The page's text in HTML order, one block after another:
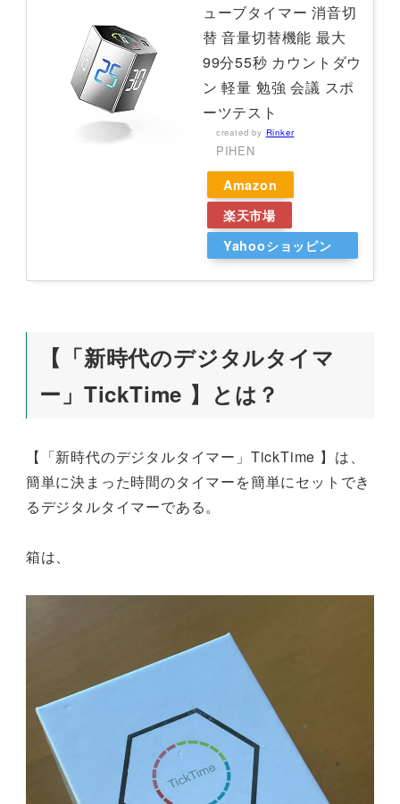
ューブタイマー 消音切
替 音量切替機能 最大
99分55秒 カウントダウ
ン 軽量 勉強 会議 スポ
ーツテスト
created by Rinker
PIHEN
Amazon
楽天市場
Yahooショッピン
【「新時代のデジタルタイマ
ー」TickTime 】とは？
【「新時代のデジタルタイマー」TickTime 】は、
簡単に決まった時間のタイマーを簡単にセットでき
るデジタルタイマーである。
箱は、